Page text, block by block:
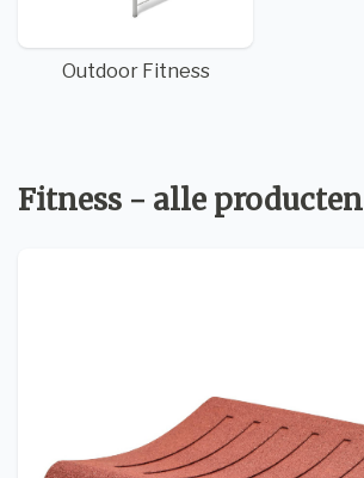
Outdoor Fitness
Fitness - alle producten